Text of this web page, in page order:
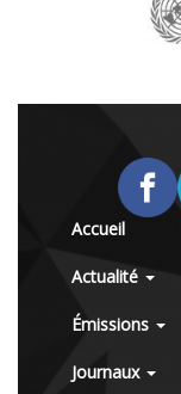
Accueil
Actualité
Émissions
Journaux